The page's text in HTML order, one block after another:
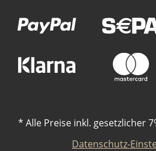
* Alle Preise inkl. gesetzlicher
Datenschutz-